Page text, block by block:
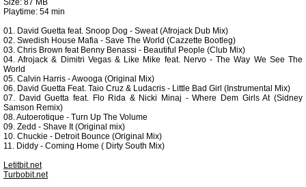
Size: 87 MB
Playtime: 54 min
01. David Guetta feat. Snoop Dog - Sweat (Afrojack Dub Mix)
02. Swedish House Mafia - Save The World (Cazzette Bootleg)
03. Chris Brown feat Benny Benassi - Beautiful People (Club Mix)
04. Afrojack & Dimitri Vegas & Like Mike feat. Nervo - The Way We See The
World
05. Calvin Harris - Awooga (Original Mix)
06. David Guetta Feat. Taio Cruz & Ludacris - Little Bad Girl (Instrumental Mix)
07. David Guetta feat. Flo Rida & Nicki Minaj - Where Dem Girls At (Sidney
Samson Remix)
08. Autoerotique - Turn Up The Volume
09. Zedd - Shave It (Original mix)
10. Chuckie - Detroit Bounce (Original Mix)
11. Diddy - Coming Home ( Dirty South Mix)
Letitbit.net
Turbobit.net